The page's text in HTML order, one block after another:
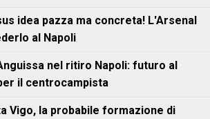
idea pazza ma concreta! L'Arsenal
al Napoli
nel ritiro Napoli: futuro al
il centrocampista
Vigo, la probabile formazione di